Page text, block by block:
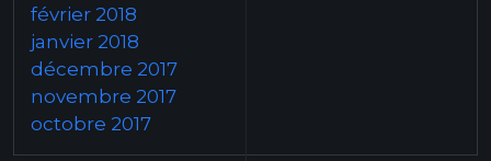
février 2018
janvier 2018
décembre 2017
novembre 2017
octobre 2017